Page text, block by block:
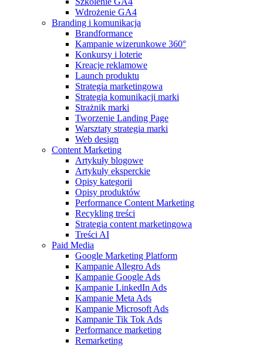
Wdrożenie GA4
Branding i komunikacja
Brandformance
Kampanie wizerunkowe 360°
Konkursy i loterie
Kreacje reklamowe
Launch produktu
Strategia marketingowa
Strategia komunikacji marki
Strażnik marki
Tworzenie Landing Page
Warsztaty strategia marki
Web design
Content Marketing
Artykuły blogowe
Artykuły eksperckie
Opisy kategorii
Opisy produktów
Performance Content Marketing
Recykling treści
Strategia content marketingowa
Treści AI
Paid Media
Google Marketing Platform
Kampanie Allegro Ads
Kampanie Google Ads
Kampanie LinkedIn Ads
Kampanie Meta Ads
Kampanie Microsoft Ads
Kampanie Tik Tok Ads
Performance marketing
Remarketing